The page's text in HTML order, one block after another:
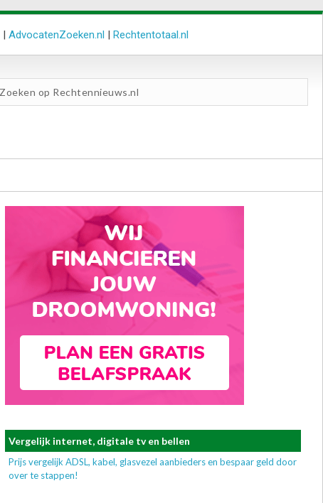
| AdvocatenZoeken.nl | Rechtentotaal.nl
Vergelijk internet, digitale tv en bellen
Prijs vergelijk ADSL, kabel, glasvezel aanbieders en bespaar geld door
over te stappen!